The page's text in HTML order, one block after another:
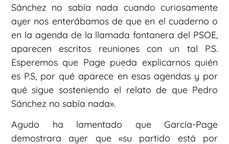
Sánchez no sabía nada cuando curiosamente
ayer nos enterábamos de que en el cuaderno o
en la agenda de la llamada fontanera del PSOE,
aparecen escritos reuniones con un tal P.S.
Esperemos que Page pueda explicarnos quién
es P.S, por qué aparece en esas agendas y por
qué sigue sosteniendo el relato de que Pedro
Sánchez no sabía nada».
Agudo ha lamentado que García-Page
demostrara ayer que «su partido está por